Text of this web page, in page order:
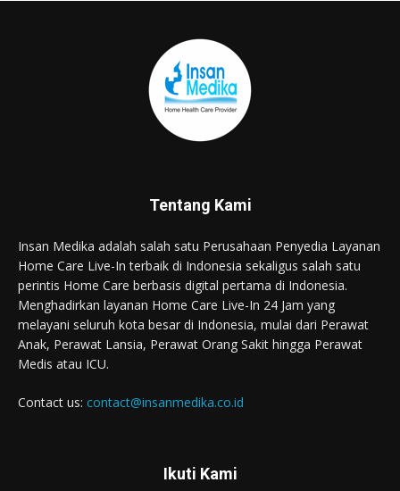
Tentang Kami
Insan Medika adalah salah satu Perusahaan Penyedia Layanan
Home Care Live-In terbaik di Indonesia sekaligus salah satu
perintis Home Care berbasis digital pertama di Indonesia.
Menghadirkan layanan Home Care Live-In 24 Jam yang
melayani seluruh kota besar di Indonesia, mulai dari Perawat
Anak, Perawat Lansia, Perawat Orang Sakit hingga Perawat
Medis atau ICU.
Contact us: contact@insanmedika.co.id
Ikuti Kami